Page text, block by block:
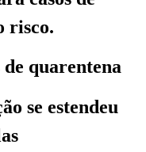
risco.
de quarentena
se estendeu